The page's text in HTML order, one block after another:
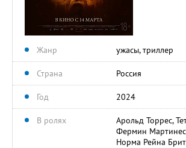
Жанр ужасы, триллер
Страна Россия
Год 2024
В ролях
Арольд Торрес,
Фермин
Норма Рейна